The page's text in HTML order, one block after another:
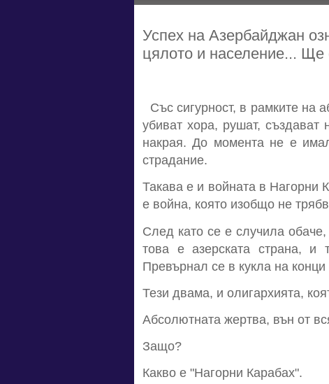
Успех на Азербайджан
цялото и население... Ще
Със сигурност, в рамките на
убиват хора, рушат,
накрая. До момента не е
страдание.
Такава е и войната в Нагорни
е война, която изобщо не
След като се е случила
това е азерската страна, и
Превърнал се в кукла на
Тези двама, и олигархията,
Абсолютната жертва, вън от
Защо?
Какво е "Нагорни Карабах".